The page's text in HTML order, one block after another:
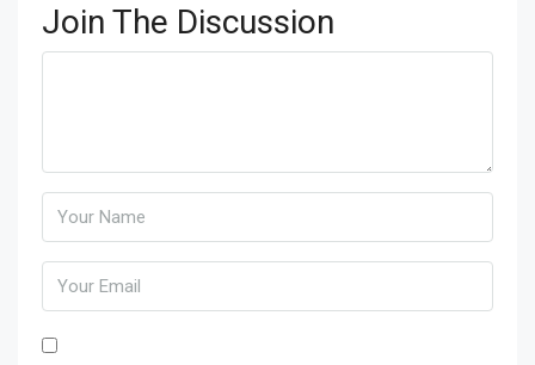
Join The Discussion